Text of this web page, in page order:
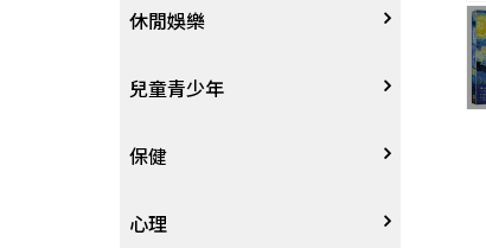
閩南語/台語
其他語言
中文
軍事
哲學
歷史地理
歷史人物傳記
電子商務&趨勢
生涯規劃
經營管理、成功學
商學、經濟學
硬體
技能檢定
電玩攻略
其他
大自然動植物
天文地理
物理化學
科普
休閒娛樂
體育運動
音樂、樂譜
繪畫/書法
兒童青少年
0~3歲
4~8歲
保健
家庭、親子
心理